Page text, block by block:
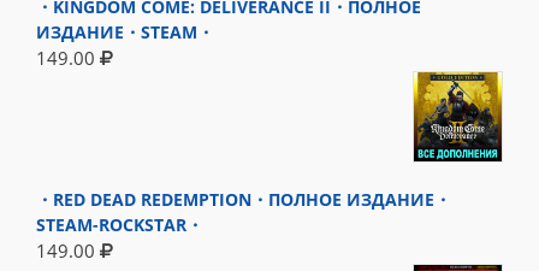
・KINGDOM COME: DELIVERANCE II・ПОЛНОЕ
ИЗДАНИЕ・STEAM・
149.00
・RED DEAD REDEMPTION・ПОЛНОЕ ИЗДАНИЕ・
STEAM-ROCKSTAR・
149.00